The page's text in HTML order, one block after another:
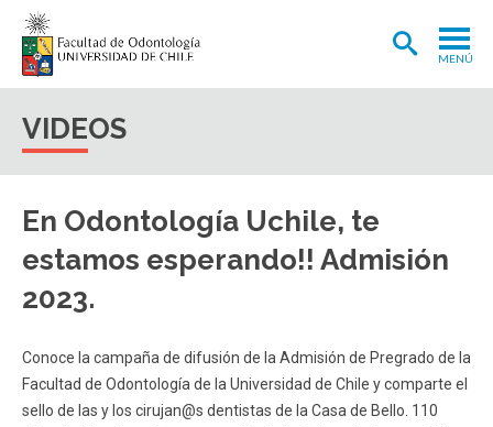
MENÚ
INVESTIGACIÓN
CLÍNICA ODONTOLÓGICA
BIBLIOTECA
VIDEOS
En Odontología Uchile, te
estamos esperando!! Admisión
2023.
Conoce la campaña de difusión de la Admisión de Pregrado de la
Facultad de Odontología de la Universidad de Chile y comparte el
sello de las y los cirujan@s dentistas de la Casa de Bello. 110